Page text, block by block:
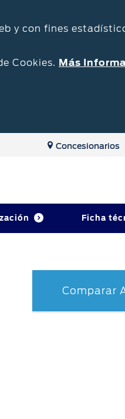
y con fines
Cookies. Más
Concesionarios
Repuestos y
Accesorios
Repuestos Originales
Ficha
Comparar